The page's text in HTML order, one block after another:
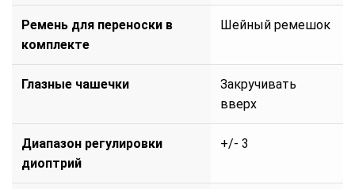
Ремень для переноски в
комплекте
Шейный ремешок
Глазные чашечки
Закручивать
вверх
Диапазон регулировки
диоптрий
+/- 3